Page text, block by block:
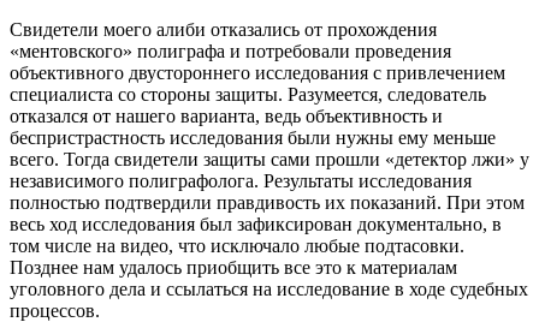
Свидетели моего алиби отказались от прохождения
«ментовского» полиграфа и потребовали проведения
объективного двустороннего исследования с привлечением
специалиста со стороны защиты. Разумеется, следователь
отказался от нашего варианта, ведь объективность и
беспристрастность исследования были нужны ему меньше
всего. Тогда свидетели защиты сами прошли «детектор лжи» у
независимого полиграфолога. Результаты исследования
полностью подтвердили правдивость их показаний. При этом
весь ход исследования был зафиксирован документально, в
том числе на видео, что исключало любые подтасовки.
Позднее нам удалось приобщить все это к материалам
уголовного дела и ссылаться на исследование в ходе судебных
процессов.